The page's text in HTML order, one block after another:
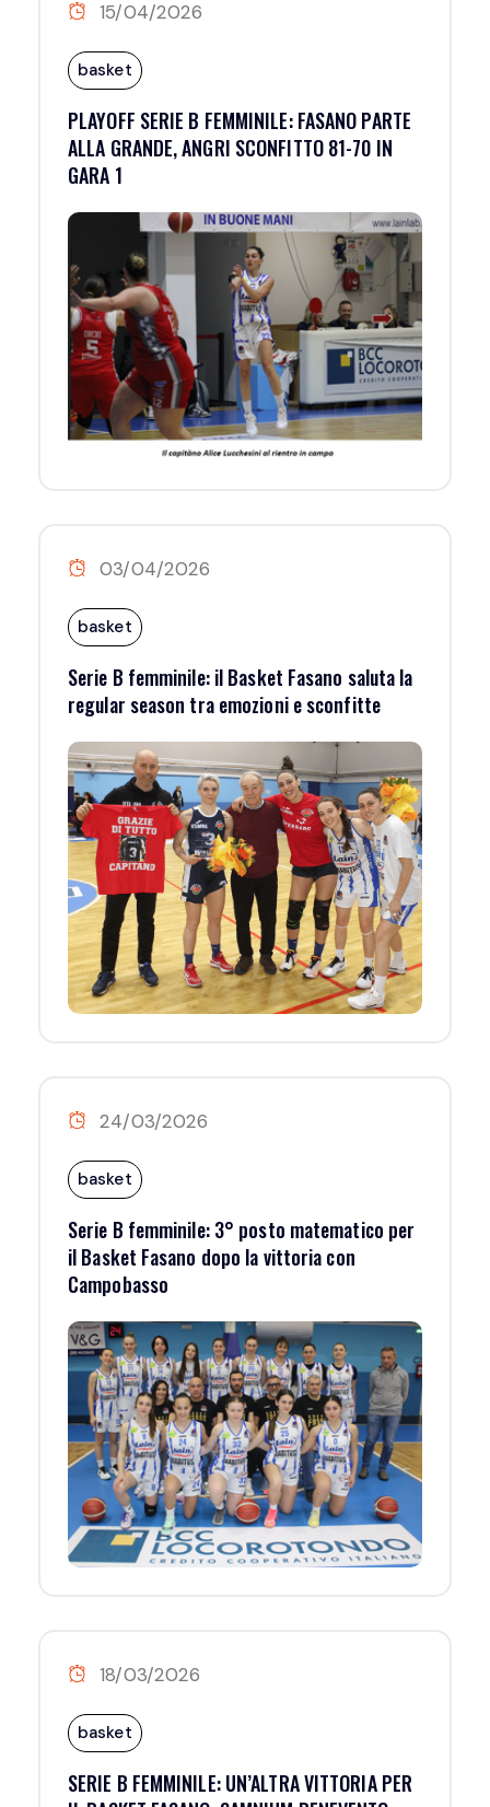
15/04/2026
basket
PLAYOFF SERIE B FEMMINILE: FASANO PARTE
ALLA GRANDE, ANGRI SCONFITTO 81-70 IN
GARA 1
03/04/2026
basket
Serie B femminile: il Basket Fasano saluta la
regular season tra emozioni e sconfitte
24/03/2026
basket
Serie B femminile: 3° posto matematico per
il Basket Fasano dopo la vittoria con
Campobasso
18/03/2026
basket
SERIE B FEMMINILE: UN’ALTRA VITTORIA PER